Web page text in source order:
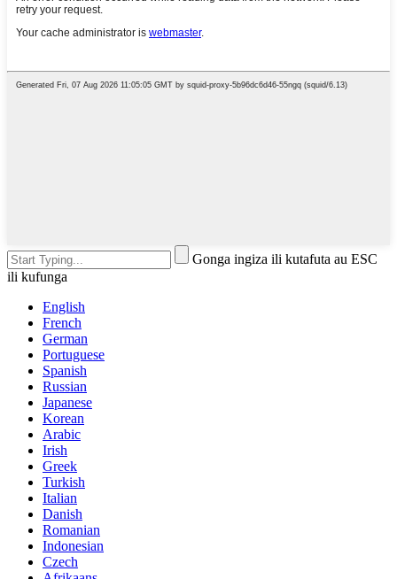
Gonga ingiza ili kutafuta au ESC
ili kufunga
English
French
German
Portuguese
Spanish
Russian
Japanese
Korean
Arabic
Irish
Greek
Turkish
Italian
Danish
Romanian
Indonesian
Czech